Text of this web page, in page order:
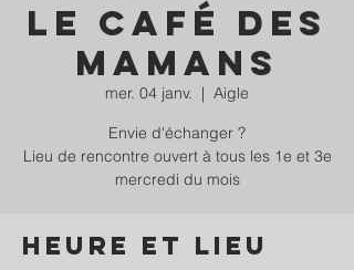
Le Café des
Mamans
mer. 04 janv.
  |
Aigle
Envie d'échanger ?
Lieu de rencontre ouvert à tous les 1e et 3e
mercredi du mois
Heure et lieu